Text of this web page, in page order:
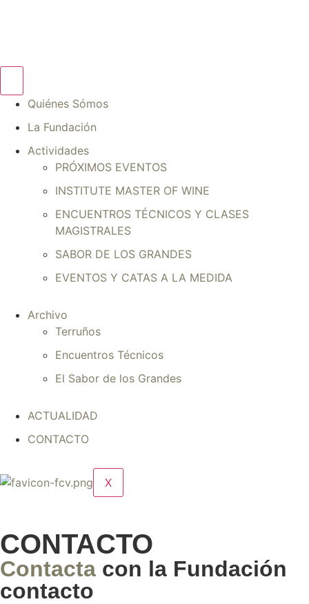
Quiénes Sómos
La Fundación
Actividades
PRÓXIMOS EVENTOS
INSTITUTE MASTER OF WINE
ENCUENTROS TÉCNICOS Y CLASES
MAGISTRALES
SABOR DE LOS GRANDES
EVENTOS Y CATAS A LA MEDIDA
Archivo
Terruños
Encuentros Técnicos
El Sabor de los Grandes
ACTUALIDAD
CONTACTO
X
CONTACTO
Contacta con la Fundación
contacto